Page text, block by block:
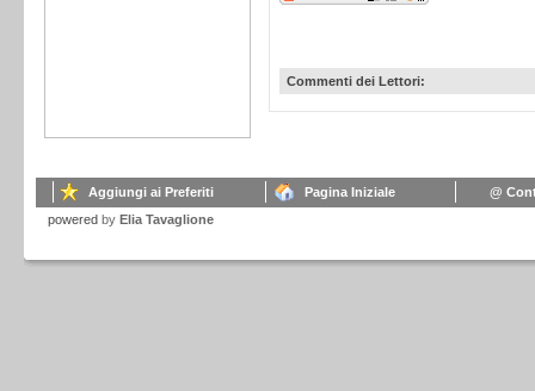
Commenti dei Lettori:
Aggiungi ai Preferiti Pagina Iniziale
@
powered by Elia Tavaglione